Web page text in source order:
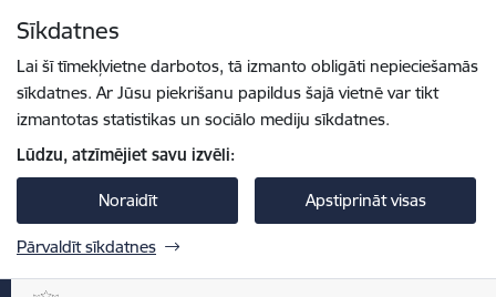
Sīkdatnes
Lai šī tīmekļvietne darbotos, tā izmanto obligāti nepieciešamās
sīkdatnes. Ar Jūsu piekrišanu papildus šajā vietnē var tikt
izmantotas statistikas un sociālo mediju sīkdatnes.
Lūdzu, atzīmējiet savu izvēli:
Noraidīt Apstiprināt visas
Pārvaldīt sīkdatnes